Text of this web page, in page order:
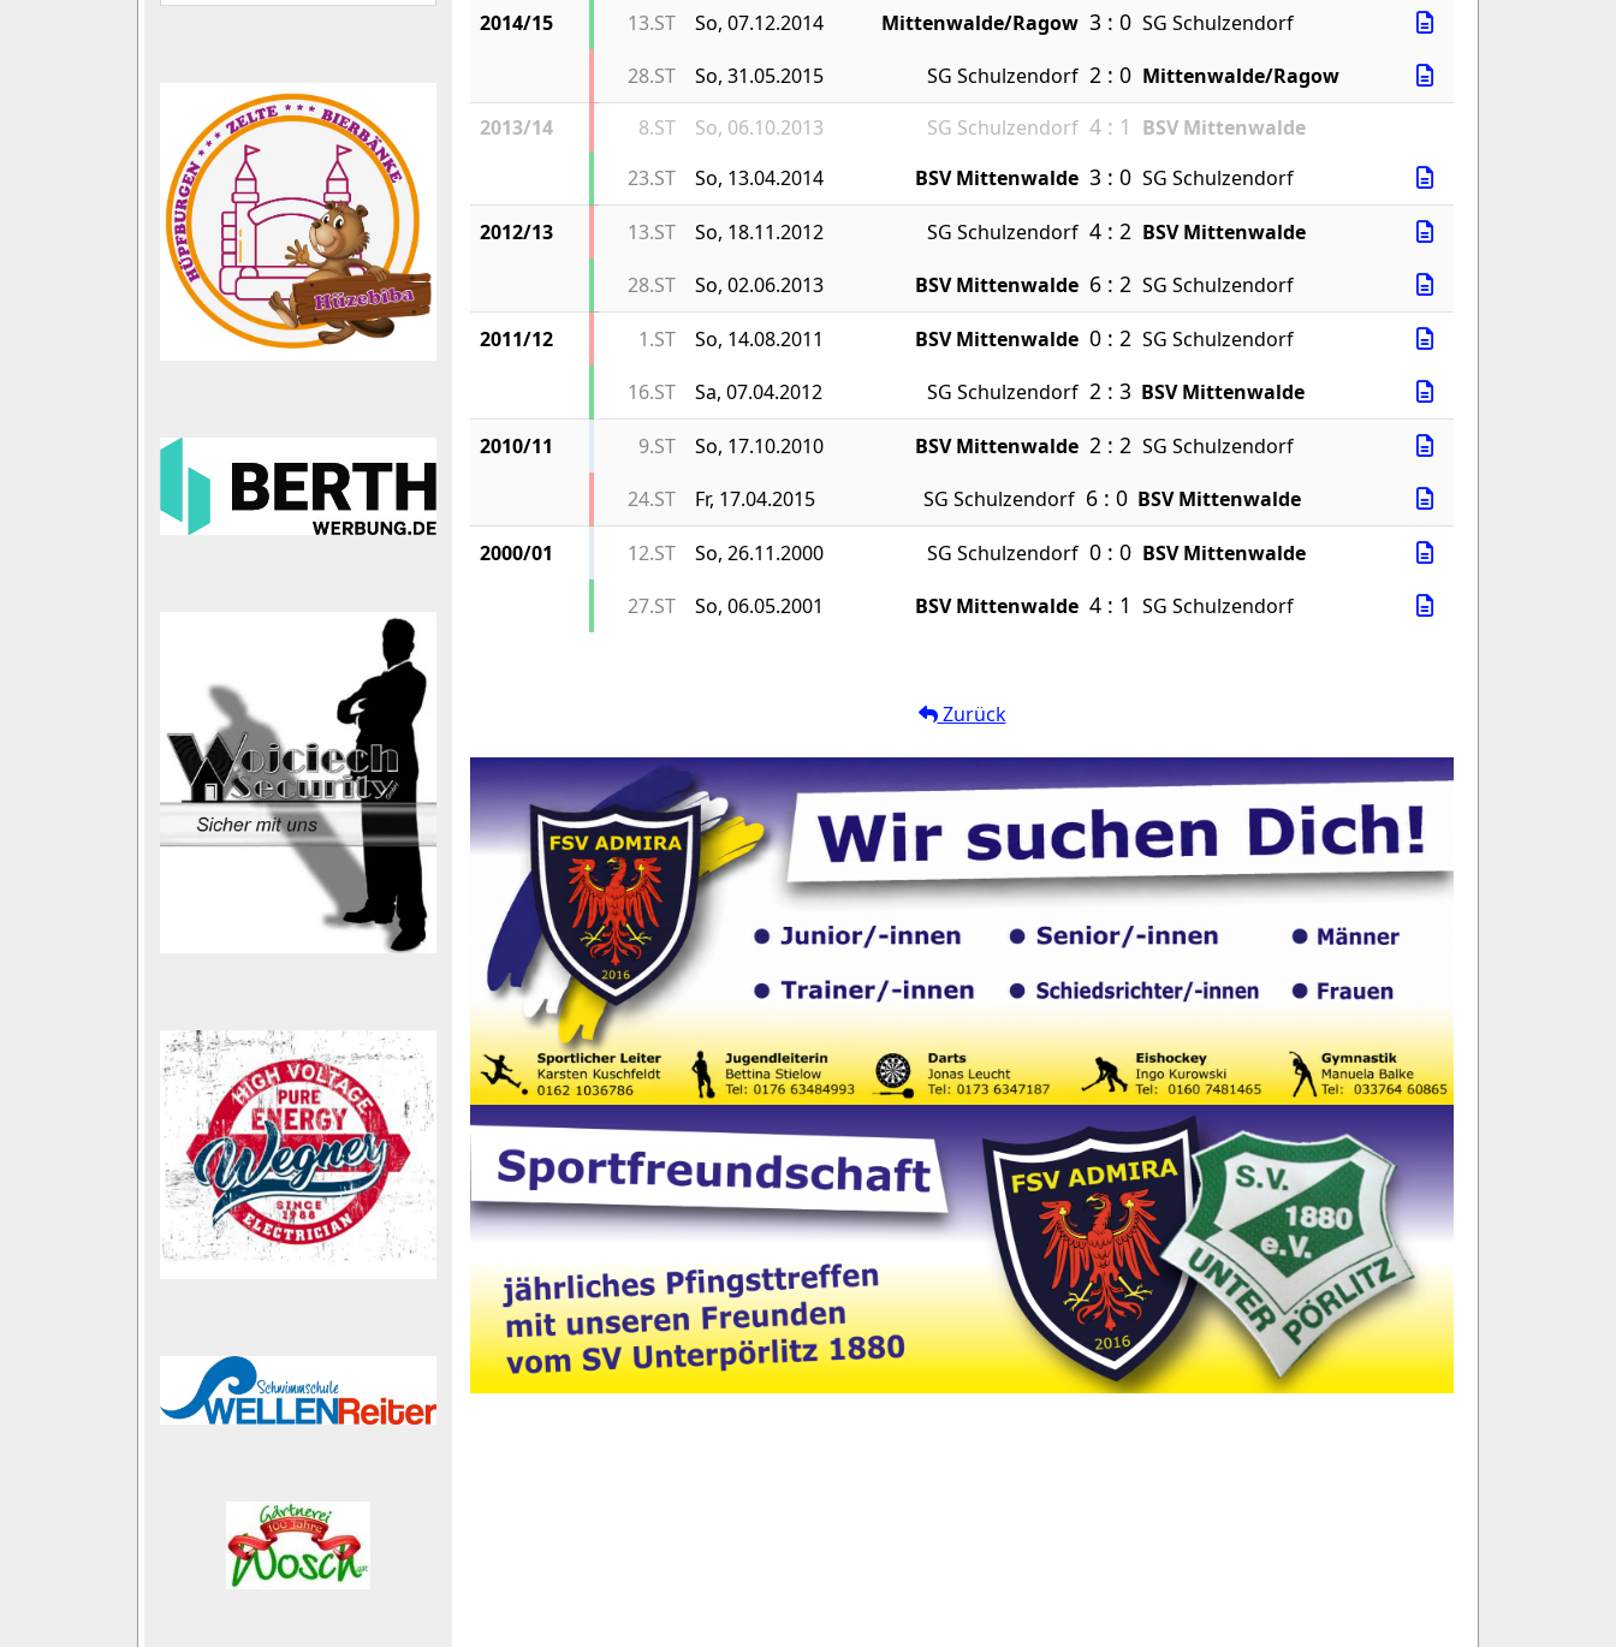
2014/15 13.ST So, 07.12.2014 Mittenwalde/Ragow 3 : 0 SG Schulzendorf
28.ST
So, 31.05.2015 SG Schulzendorf 2 : 0 Mittenwalde/Ragow
2013/14
8.ST So, 06.10.2013 SG Schulzendorf 4 : 1
BSV Mittenwalde
23.ST
So, 13.04.2014 BSV Mittenwalde 3 : 0 SG Schulzendorf
2012/13 13.ST So, 18.11.2012 SG Schulzendorf 4 : 2 BSV Mittenwalde
28.ST
So, 02.06.2013 BSV Mittenwalde 6 : 2 SG Schulzendorf
2011/12 1.ST So, 14.08.2011 BSV Mittenwalde 0 : 2 SG Schulzendorf
16.ST
Sa, 07.04.2012 SG Schulzendorf 2 : 3 BSV Mittenwalde
2010/11 9.ST So, 17.10.2010 BSV Mittenwalde 2 : 2 SG Schulzendorf
24.ST
Fr, 17.04.2015 SG Schulzendorf 6 : 0 BSV Mittenwalde
2000/01 12.ST So, 26.11.2000 SG Schulzendorf 0 : 0 BSV Mittenwalde
27.ST
So, 06.05.2001 BSV Mittenwalde 4 : 1 SG Schulzendorf
Zurück